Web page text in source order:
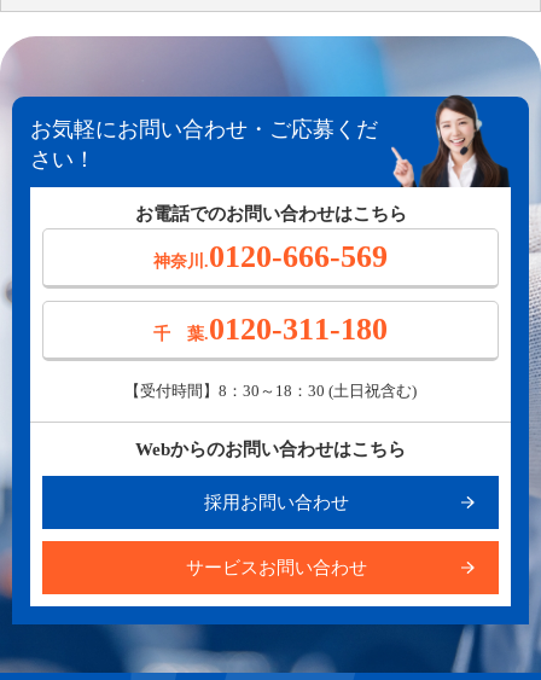
お気軽にお問い合わせ・ご応募くだ
さい！
お電話でのお問い合わせはこちら
神奈川.0120-666-569
千 葉.0120-311-180
【受付時間】8：30～18：30 (土日祝含む)
Webからのお問い合わせはこちら
採用お問い合わせ
サービスお問い合わせ